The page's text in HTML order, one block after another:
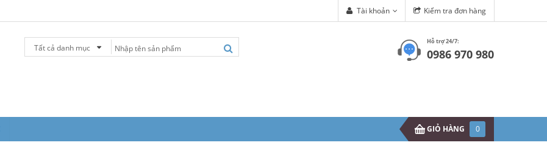
Kiểm tra đơn hàng
Tài khoản
Tất cả danh mục
Hỗ trợ 24/7:
0986 970 980
GIỎ HÀNG 0